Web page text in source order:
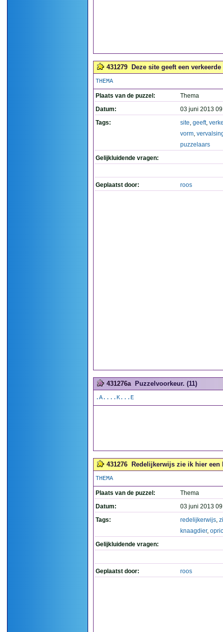
431279 Deze site geeft een
THEMA
Plaats van de puzzel:
Thema
Datum:
03 juni 2013
Tags:
site, geeft,
vorm,
puzzelaars
Gelijkluidende vragen:
Geplaatst door: roos
431276a Puzzelvoorkeur. (11)
.A....K...E
431276 Redelijkerwijs zie ik hier
THEMA
Plaats van de puzzel:
Thema
Datum:
03 juni 2013
Tags:
redelijkerwijs,
knaagdier,
Gelijkluidende vragen:
Geplaatst door: roos